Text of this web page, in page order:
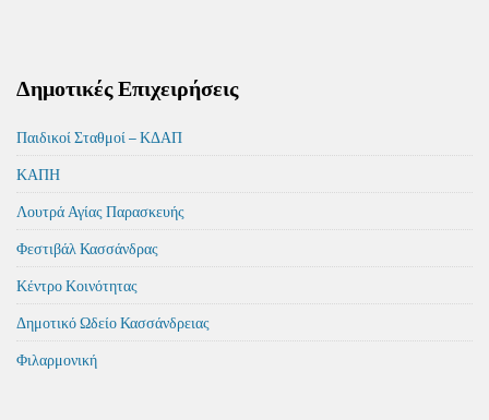
Δημοτικές Επιχειρήσεις
Παιδικοί Σταθμοί – ΚΔΑΠ
ΚΑΠΗ
Λουτρά Αγίας Παρασκευής
Φεστιβάλ Κασσάνδρας
Κέντρο Κοινότητας
Δημοτικό Ωδείο Κασσάνδρειας
Φιλαρμονική